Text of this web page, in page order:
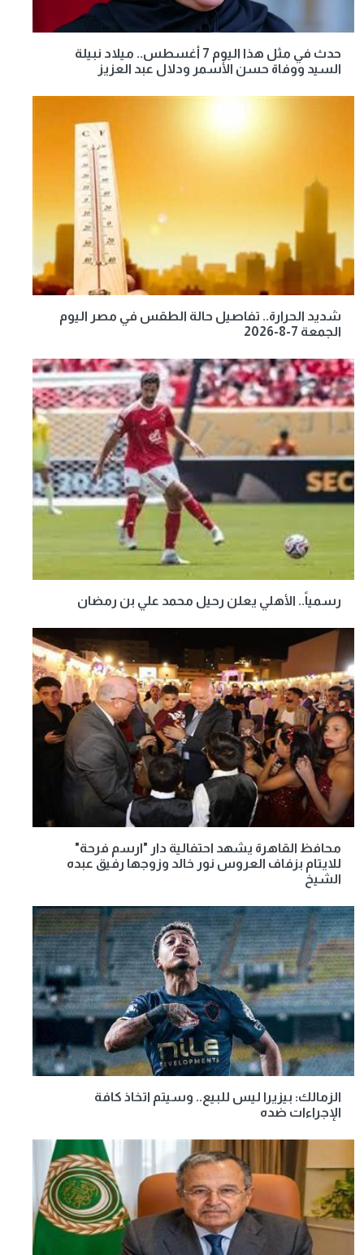
حدث في مثل هذا اليوم 7 أغسطس.. ميلاد نبيلة
السيد ووفاة حسن الأسمر ودلال عبد العزيز
شديد الحرارة.. تفاصيل حالة الطقس في مصر اليوم
الجمعة 7-8-2026
رسمياً.. الأهلي يعلن رحيل محمد علي بن رمضان
محافظ القاهرة يشهد احتفالية دار "ارسم فرحة"
للايتام بزفاف العروس نور خالد وزوجها رفيق عبده
الشيخ
الزمالك: بيزيرا ليس للبيع.. وسيتم اتخاذ كافة
الإجراءات ضده